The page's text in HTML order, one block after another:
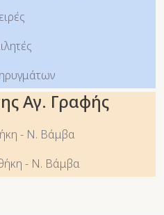
Αγ. Γραφής
- Ν. Βάμβα
- Ν. Βάμβα